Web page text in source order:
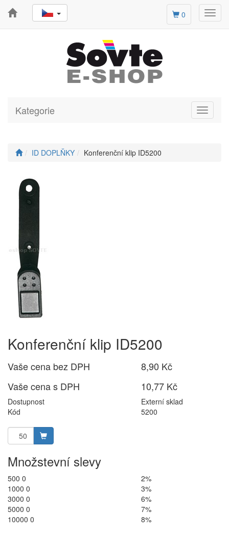
0
Toggle
Kategorie
ID DOPLŇKY Konferenční klip ID5200
Konferenční klip ID5200
Vaše cena bez DPH
8,90 Kč
Vaše cena s DPH
10,77 Kč
Dostupnost
Externí sklad
Kód
5200
Množstevní slevy
500 0
2%
1000 0
3%
3000 0
6%
5000 0
7%
10000 0
8%